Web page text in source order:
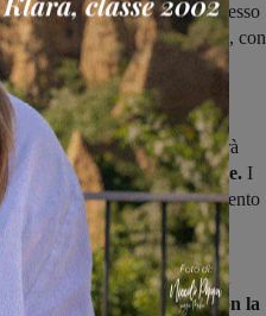
pare volere puntare sullo stesso
contro la Virtus Castelfranco, con
scontato un turno di
in casa come la Pianesesarà
a misurarsila Rignanese. I
riprendere il passo dal momento
con l'ultima vittoria datata 23
la loro posizione in
con un punto sarebbe già un
molto. Per il match con la